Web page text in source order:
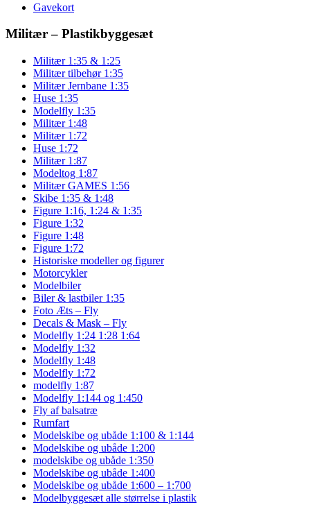
Gavekort
Militær – Plastikbyggesæt
Militær 1:35 & 1:25
Militær tilbehør 1:35
Militær Jernbane 1:35
Huse 1:35
Modelfly 1:35
Militær 1:48
Militær 1:72
Huse 1:72
Militær 1:87
Modeltog 1:87
Militær GAMES 1:56
Skibe 1:35 & 1:48
Figure 1:16, 1:24 & 1:35
Figure 1:32
Figure 1:48
Figure 1:72
Historiske modeller og figurer
Motorcykler
Modelbiler
Biler & lastbiler 1:35
Foto Æts – Fly
Decals & Mask – Fly
Modelfly 1:24 1:28 1:64
Modelfly 1:32
Modelfly 1:48
Modelfly 1:72
modelfly 1:87
Modelfly 1:144 og 1:450
Fly af balsatræ
Rumfart
Modelskibe og ubåde 1:100 & 1:144
Modelskibe og ubåde 1:200
modelskibe og ubåde 1:350
Modelskibe og ubåde 1:400
Modelskibe og ubåde 1:600 – 1:700
Modelbyggesæt alle størrelse i plastik